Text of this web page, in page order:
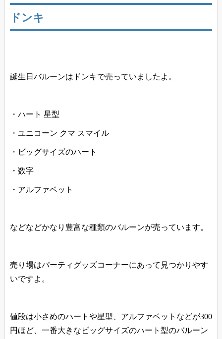
ドンキ
誕生日バルーンはドンキで売っていましたよ。
・ハート 星型
・ユニコーン クマ スマイル
・ビッグサイズのハート
・数字
・アルファベット
などなどかなり豊富な種類のバルーンが売っています。
売り場はパーティグッズコーナーにあって見つかりやす
いですよ。
値段は小さめのハートや星型、アルファベットなどが300
円ほど、一番大きなビッグサイズのハート型のバルーン